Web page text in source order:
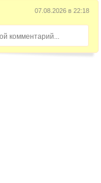
07.08.2026 в 22:18
комментарий...